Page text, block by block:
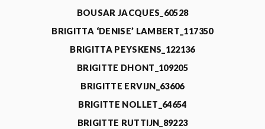
BOUSAR JACQUES_60528
BRIGITTA ‘DENISE’ LAMBERT_117350
BRIGITTA PEYSKENS_122136
BRIGITTE DHONT_109205
BRIGITTE ERVIJN_63606
BRIGITTE NOLLET_64654
BRIGITTE RUTTIJN_89223